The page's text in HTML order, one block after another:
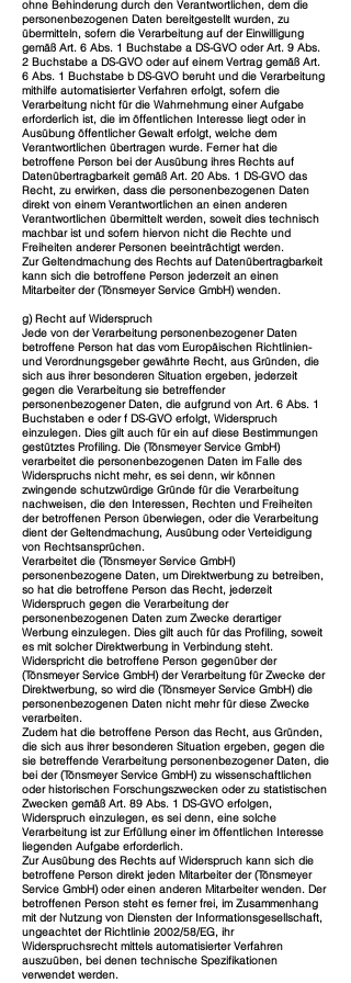
ohne Behinderung durch den Verantwortlichen, dem die
personenbezogenen Daten bereitgestellt wurden, zu
übermitteln, sofern die Verarbeitung auf der Einwilligung
gemäß Art. 6 Abs. 1 Buchstabe a DS-GVO oder Art. 9 Abs.
2 Buchstabe a DS-GVO oder auf einem Vertrag gemäß Art.
6 Abs. 1 Buchstabe b DS-GVO beruht und die Verarbeitung
mithilfe automatisierter Verfahren erfolgt, sofern die
Verarbeitung nicht für die Wahrnehmung einer Aufgabe
erforderlich ist, die im öffentlichen Interesse liegt oder in
Ausübung öffentlicher Gewalt erfolgt, welche dem
Verantwortlichen übertragen wurde. Ferner hat die
betroffene Person bei der Ausübung ihres Rechts auf
Datenübertragbarkeit gemäß Art. 20 Abs. 1 DS-GVO das
Recht, zu erwirken, dass die personenbezogenen Daten
direkt von einem Verantwortlichen an einen anderen
Verantwortlichen übermittelt werden, soweit dies technisch
machbar ist und sofern hiervon nicht die Rechte und
Freiheiten anderer Personen beeinträchtigt werden.
Zur Geltendmachung des Rechts auf Datenübertragbarkeit
kann sich die betroffene Person jederzeit an einen
Mitarbeiter der (Tönsmeyer Service GmbH) wenden.
g) Recht auf Widerspruch
Jede von der Verarbeitung personenbezogener Daten
betroffene Person hat das vom Europäischen Richtlinien-
und Verordnungsgeber gewährte Recht, aus Gründen, die
sich aus ihrer besonderen Situation ergeben, jederzeit
gegen die Verarbeitung sie betreffender
personenbezogener Daten, die aufgrund von Art. 6 Abs. 1
Buchstaben e oder f DS-GVO erfolgt, Widerspruch
einzulegen. Dies gilt auch für ein auf diese Bestimmungen
gestütztes Profiling. Die (Tönsmeyer Service GmbH)
verarbeitet die personenbezogenen Daten im Falle des
Widerspruchs nicht mehr, es sei denn, wir können
zwingende schutzwürdige Gründe für die Verarbeitung
nachweisen, die den Interessen, Rechten und Freiheiten
der betroffenen Person überwiegen, oder die Verarbeitung
dient der Geltendmachung, Ausübung oder Verteidigung
von Rechtsansprüchen.
Verarbeitet die (Tönsmeyer Service GmbH)
personenbezogene Daten, um Direktwerbung zu betreiben,
so hat die betroffene Person das Recht, jederzeit
Widerspruch gegen die Verarbeitung der
personenbezogenen Daten zum Zwecke derartiger
Werbung einzulegen. Dies gilt auch für das Profiling, soweit
es mit solcher Direktwerbung in Verbindung steht.
Widerspricht die betroffene Person gegenüber der
(Tönsmeyer Service GmbH) der Verarbeitung für Zwecke der
Direktwerbung, so wird die (Tönsmeyer Service GmbH) die
personenbezogenen Daten nicht mehr für diese Zwecke
verarbeiten.
Zudem hat die betroffene Person das Recht, aus Gründen,
die sich aus ihrer besonderen Situation ergeben, gegen die
sie betreffende Verarbeitung personenbezogener Daten, die
bei der (Tönsmeyer Service GmbH) zu wissenschaftlichen
oder historischen Forschungszwecken oder zu statistischen
Zwecken gemäß Art. 89 Abs. 1 DS-GVO erfolgen,
Widerspruch einzulegen, es sei denn, eine solche
Verarbeitung ist zur Erfüllung einer im öffentlichen Interesse
liegenden Aufgabe erforderlich.
Zur Ausübung des Rechts auf Widerspruch kann sich die
betroffene Person direkt jeden Mitarbeiter der (Tönsmeyer
Service GmbH) oder einen anderen Mitarbeiter wenden. Der
betroffenen Person steht es ferner frei, im Zusammenhang
mit der Nutzung von Diensten der Informationsgesellschaft,
ungeachtet der Richtlinie 2002/58/EG, ihr
Widerspruchsrecht mittels automatisierter Verfahren
auszuüben, bei denen technische Spezifikationen
verwendet werden.